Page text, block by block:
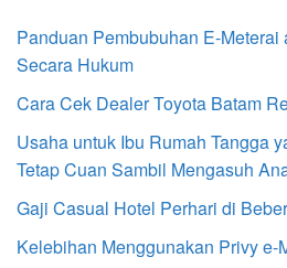
Panduan Pembubuhan E-Meterai
Secara Hukum
Cara Cek Dealer Toyota Batam
Usaha untuk Ibu Rumah Tangga
Tetap Cuan Sambil Mengasuh
Gaji Casual Hotel Perhari di
Kelebihan Menggunakan Privy e-